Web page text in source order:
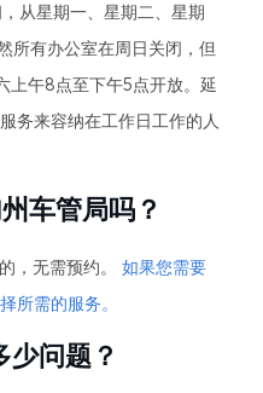
从星期一、星期二、星期
所有办公室在周日关闭，但
上午8点至下午5点开放。延
务来容纳在工作日工作的人
车管局吗？
，无需预约。
如果您需要
所需的服务。
问题？